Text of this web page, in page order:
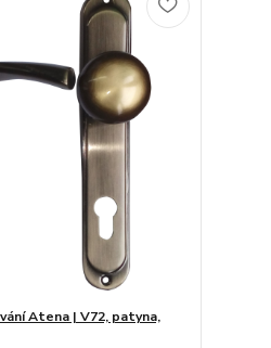
Atena | V72, patyna,